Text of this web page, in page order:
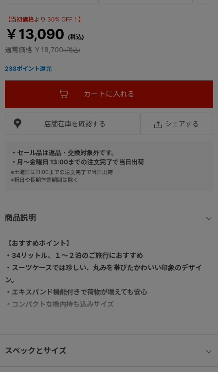
・セール品は返品・交換対象外です。
・月～金曜日 13:00までの注文完了で当日出荷
※土曜日は11:00までの注文完了で当日出荷
※祝日や長期休業期間は除く
【当初価格より 30% OFF！】
￥13,090
通常価格￥18,700
商品説明
【おすすめポイント】
・34リットル、１～２泊のご旅行におすすめ
・スーツケースでは珍しい、丸みを帯びたかわいい印象のデザイ
ン。
・エキスパンド機能付きで荷物が増えても安心
・コンパクトな機内持ち込みサイズ
スペックとサイズ
店舗在庫を確認する シェアする
238ポイント還元